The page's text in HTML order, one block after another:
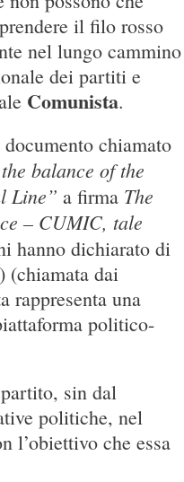
il filo rosso
nel lungo cammino
dei partiti e
Comunista.
chiamato
balance of the
Line” a firma The
– CUMIC, tale
hanno dichiarato di
(chiamata dai
rappresenta una
politico-
sin dal
politiche, nel
l’obiettivo che essa